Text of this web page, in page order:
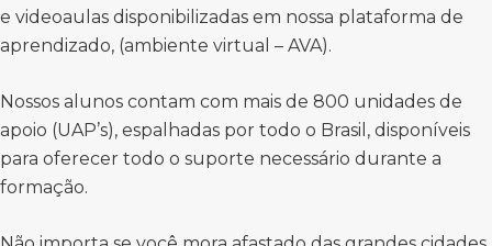
e videoaulas disponibilizadas em nossa plataforma de
aprendizado, (ambiente virtual – AVA).
Nossos alunos contam com mais de 800 unidades de
apoio (UAP’s), espalhadas por todo o Brasil, disponíveis
para oferecer todo o suporte necessário durante a
formação.